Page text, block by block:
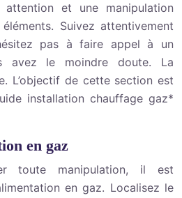
attention et une manipulation
Suivez attentivement
pas à faire appel à un
avez le moindre doute. La
L’objectif de cette section est
installation chauffage gaz*
en gaz
toute manipulation, il est
en gaz. Localisez le